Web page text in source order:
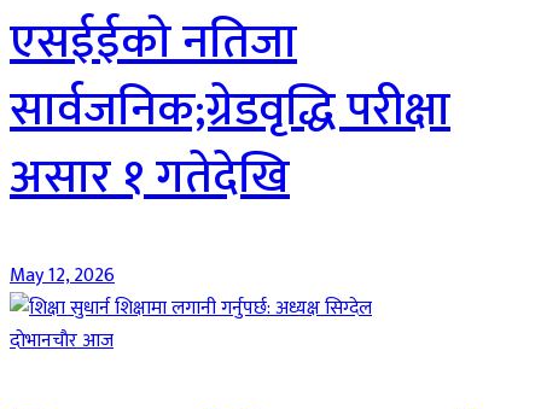
एसईईको नतिजा
सार्वजनिक;ग्रेडवृद्धि परीक्षा
असार १ गतेदेखि
May 12, 2026
दाेभानचाैर आज